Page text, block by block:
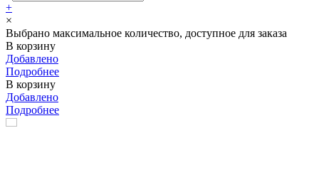
+
×
Выбрано максимальное количество, доступное для заказа
В корзину
Добавлено
Подробнее
В корзину
Добавлено
Подробнее